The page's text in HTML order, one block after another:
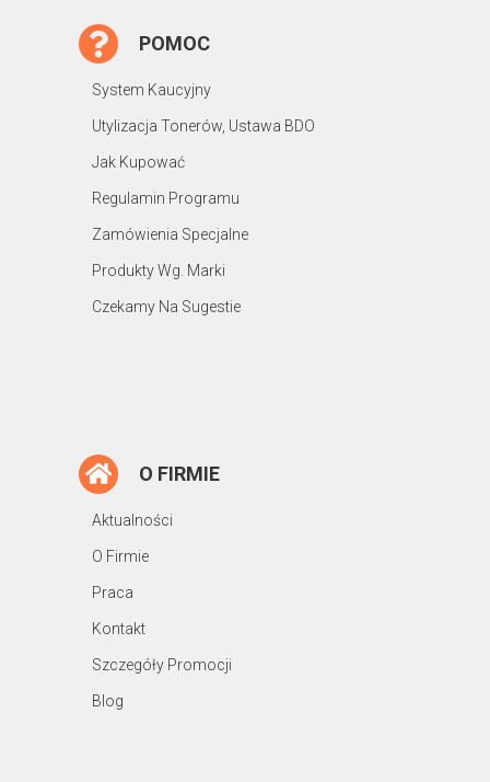
POMOC
System Kaucyjny
Utylizacja Tonerów, Ustawa BDO
Jak Kupować
Regulamin Programu
Zamówienia Specjalne
Produkty Wg. Marki
Czekamy Na Sugestie
O FIRMIE
Aktualności
O Firmie
Praca
Kontakt
Szczegóły Promocji
Blog